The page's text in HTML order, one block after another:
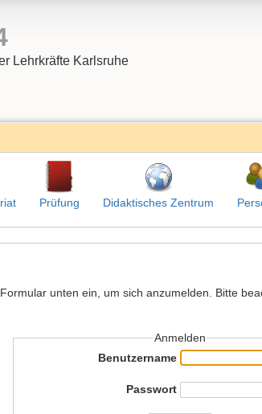
Lehrkräfte Karlsruhe
Prüfung Didaktisches Zentrum
unten ein, um sich anzumelden. Bitte
Anmelden
Benutzername
Passwort